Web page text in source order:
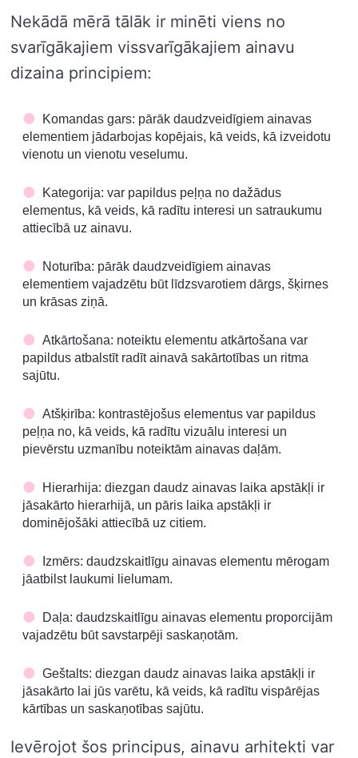
Nekādā mērā tālāk ir minēti viens no
svarīgākajiem vissvarīgākajiem ainavu
dizaina principiem:
Komandas gars: pārāk daudzveidīgiem ainavas
elementiem jādarbojas kopējais, kā veids, kā izveidotu
vienotu un vienotu veselumu.
Kategorija: var papildus peļņa no dažādus
elementus, kā veids, kā radītu interesi un satraukumu
attiecībā uz ainavu.
Noturība: pārāk daudzveidīgiem ainavas
elementiem vajadzētu būt līdzsvarotiem dārgs, šķirnes
un krāsas ziņā.
Atkārtošana: noteiktu elementu atkārtošana var
papildus atbalstīt radīt ainavā sakārtotības un ritma
sajūtu.
Atšķirība: kontrastējošus elementus var papildus
peļņa no, kā veids, kā radītu vizuālu interesi un
pievērstu uzmanību noteiktām ainavas daļām.
Hierarhija: diezgan daudz ainavas laika apstākļi ir
jāsakārto hierarhijā, un pāris laika apstākļi ir
dominējošāki attiecībā uz citiem.
Izmērs: daudzskaitlīgu ainavas elementu mērogam
jāatbilst laukumi lielumam.
Daļa: daudzskaitlīgu ainavas elementu proporcijām
vajadzētu būt savstarpēji saskaņotām.
Geštalts: diezgan daudz ainavas laika apstākļi ir
jāsakārto lai jūs varētu, kā veids, kā radītu vispārējas
kārtības un saskaņotības sajūtu.
Ievērojot šos principus, ainavu arhitekti var